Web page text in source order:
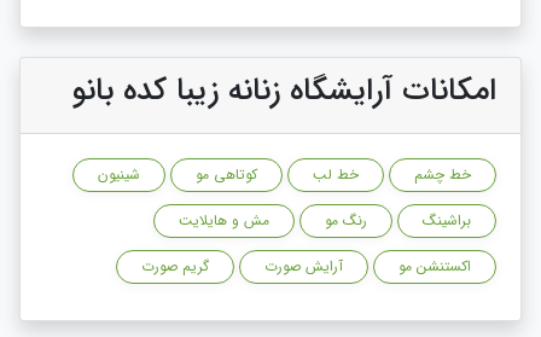
امکانات آرایشگاه زنانه زیبا کده بانو
خط چشم خط لب کوتاهی مو
شینیون
براشینگ
رنگ مو
مش و هایلایت
اکستنشن مو
آرایش صورت گریم صورت